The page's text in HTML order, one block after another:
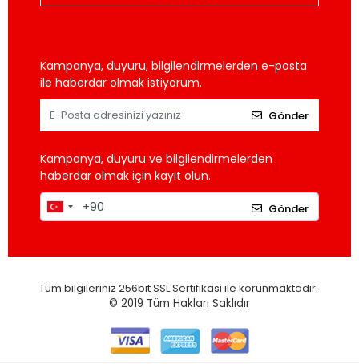
Kampanya, duyuru, bilgilendirmelerden e-posta
ile haberdar olmak istiyorum.
Gönder
Kampanya, duyuru ve bilgilendirmelerden
haberdar olmak için kayıt olun.
Gönder
Tüm bilgileriniz 256bit SSL Sertifikası ile korunmaktadır.
© 2019 Tüm Hakları Saklıdır